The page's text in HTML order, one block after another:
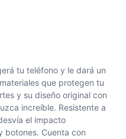
tu teléfono y le dará un
que protegen tu
y su diseño original con
increíble. Resistente a
el impacto
botones. Cuenta con